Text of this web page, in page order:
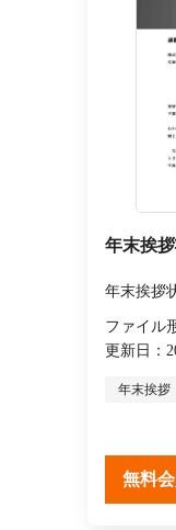
年末挨
年末挨拶
ファイル
更新日：
年末挨拶
無料